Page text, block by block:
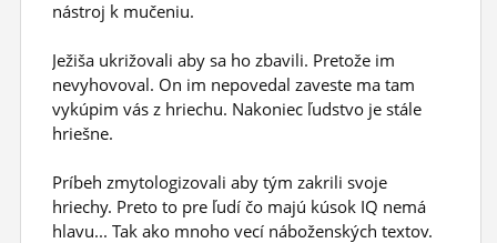
nástroj k mučeniu.
Ježiša ukrižovali aby sa ho zbavili. Pretože im
nevyhovoval. On im nepovedal zaveste ma tam
vykúpim vás z hriechu. Nakoniec ľudstvo je stále
hriešne.
Príbeh zmytologizovali aby tým zakrili svoje
hriechy. Preto to pre ľudí čo majú kúsok IQ nemá
hlavu... Tak ako mnoho vecí náboženských textov.